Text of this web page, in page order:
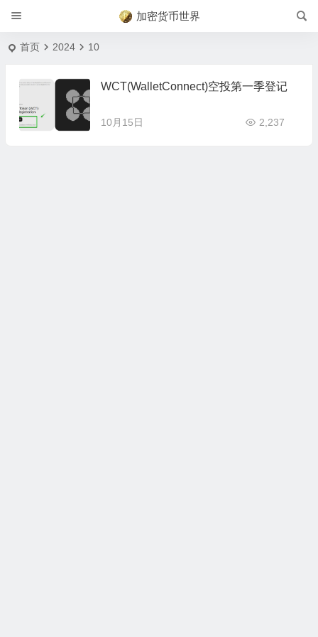
加密货币世界
首页 2024 10
WCT(WalletConnect)空投第一季登记
10月15日 2,237